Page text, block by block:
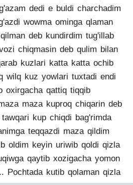
dedi e buldi charchadim
wowma ominga qlaman
deb kundirdim tug'illab
chiqmasin deb qulim bilan
kuzlari katta katta ochib
wilq kuz yowlari tuxtadi endi
oxirgacha qattiq tiqqib
maza kuproq chiqarin deb
kup chiqdi bag'rimda
teqqazdi maza qildim
oldim keyin uriwib qoldi qizla
qaytib xozigacha yomon
Pochtada kutib qolaman qizla